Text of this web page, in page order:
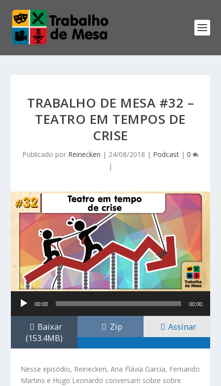
TRABALHO DE MESA #32 –
TEATRO EM TEMPOS DE
CRISE
Publicado por Reinecken | 24/08/2018 | Podcast | 0
|
Tocador
00:00 00:00
Baixar
(153.4MB)
Zip Assinar
Nesse episódio, Reinecken, Ana Flávia Garcia, Fernando
Martins e Hugo Leonardo conversam sobre sobre